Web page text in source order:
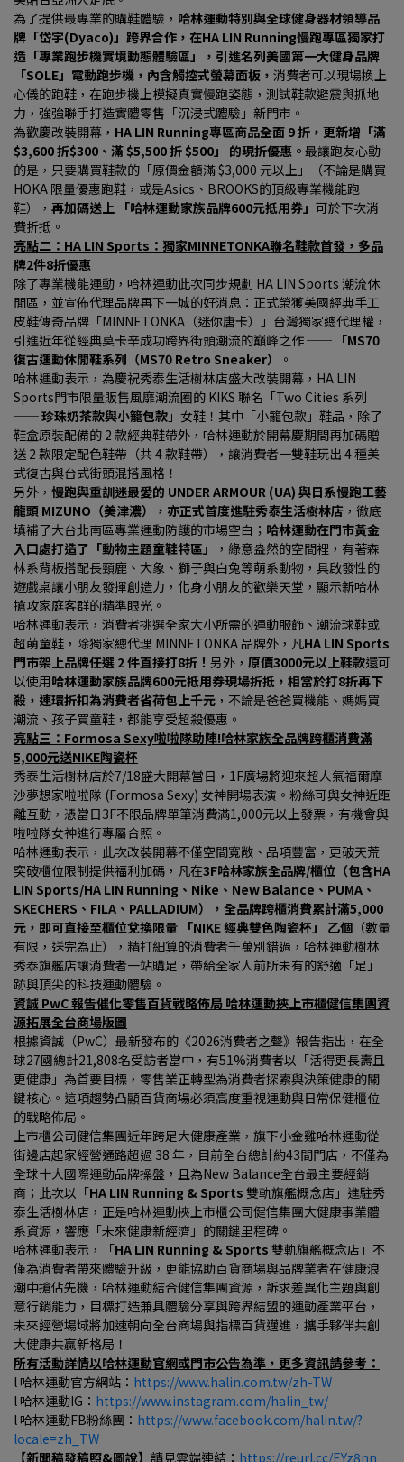
為了提供最專業的購鞋體驗， 哈林運動特別與全球健身器材領導品
牌「岱宇(Dyaco)」跨界合作，在HA LIN Running慢跑專區獨家打
造「專業跑步機實境動態體驗區」，引進名列美國第一大健身品牌
「SOLE」電動跑步機，內含觸控式螢幕面板， 消費者可以現場換上
心儀的跑鞋，在跑步機上模擬真實慢跑姿態，測試鞋款避震與抓地
力，強強聯手打造實體零售「沉浸式體驗」新門市。
為歡慶改裝開幕， HA LIN Running專區商品全面 9 折，更新增「滿
$3,600 折$300、滿 $5,500 折 $500」 的現折優惠。 最讓跑友心動
的是，只要購買鞋款的「原價金額滿 $3,000 元以上」（不論是購買
HOKA 限量優惠跑鞋，或是Asics、BROOKS的頂級專業機能跑
鞋）， 再加碼送上 「哈林運動家族品牌600元抵用券」 可於下次消
費折抵。
亮點二：HA LIN Sports：獨家MINNETONKA聯名鞋款首發，多品
牌2件8折優惠
除了專業機能運動，哈林運動此次同步規劃 HA LIN Sports 潮流休
閒區，並宣佈代理品牌再下一城的好消息：正式榮獲美國經典手工
皮鞋傳奇品牌「MINNETONKA（迷你唐卡）」台灣獨家總代理權，
引進近年從經典莫卡辛成功跨界街頭潮流的巔峰之作 ── 「MS70
復古運動休閒鞋系列（MS70 Retro Sneaker）
。
哈林運動表示，為慶祝秀泰生活樹林店盛大改裝開幕，HA LIN
Sports門市限量販售風靡潮流圈的 KIKS 聯名「Two Cities 系列
── 珍珠奶茶款與小籠包款 」女鞋！其中「小籠包款」鞋品，除了
鞋盒原裝配備的 2 款經典鞋帶外，哈林運動於開幕慶期間再加碼贈
送 2 款限定配色鞋帶（共 4 款鞋帶），讓消費者一雙鞋玩出 4 種美
式復古與台式街頭混搭風格！
另外， 慢跑與重訓迷最愛的 UNDER ARMOUR (UA) 與日系慢跑工藝
龍頭 MIZUNO（美津濃），亦正式首度進駐秀泰生活樹林店 ，徹底
填補了大台北南區專業運動防護的市場空白； 哈林運動在門市黃金
入口處打造了「動物主題童鞋特區」
，綠意盎然的空間裡，有著森
林系背板搭配長頸鹿、大象、獅子與白兔等萌系動物，具啟發性的
遊戲桌讓小朋友發揮創造力，化身小朋友的歡樂天堂，顯示新哈林
搶攻家庭客群的精準眼光。
哈林運動表示，消費者挑選全家大小所需的運動服飾、潮流球鞋或
超萌童鞋，除獨家總代理 MINNETONKA 品牌外，凡HA LIN Sports
門市架上品牌任選 2 件直接打8折！ 另外， 原價3000元以上鞋款還可
以使用哈林運動家族品牌600元抵用券現場折抵，相當於打8折再下
殺，連環折扣為消費者省荷包上千元 ，不論是爸爸買機能、媽媽買
潮流、孩子買童鞋，都能享受超殺優惠。
亮點三：Formosa Sexy啦啦隊助陣!哈林家族全品牌跨櫃消費滿
5,000元送NIKE陶瓷杯
秀泰生活樹林店於7/18盛大開幕當日，1F廣場將迎來超人氣福爾摩
沙夢想家啦啦隊 (Formosa Sexy) 女神開場表演。粉絲可與女神近距
離互動，憑當日3F不限品牌單筆消費滿1,000元以上發票，有機會與
啦啦隊女神進行專屬合照。
哈林運動表示，此次改裝開幕不僅空間寬敞、品項豐富，更破天荒
突破櫃位限制提供福利加碼，凡在3F哈林家族全品牌/櫃位（包含HA
LIN Sports/HA LIN Running、Nike、New Balance、PUMA、
SKECHERS、FILA、PALLADIUM），全品牌跨櫃消費累計滿5,000
元，即可直接至櫃位兌換限量 「NIKE 經典雙色陶瓷杯」 乙個 （數量
有限，送完為止），精打細算的消費者千萬別錯過，哈林運動樹林
秀泰旗艦店讓消費者一站購足，帶給全家人前所未有的舒適「足」
跡與頂尖的科技運動體驗。
資誠 PwC 報告催化零售百貨戰略佈局 哈林運動挾上市櫃健信集團資
源拓展全台商場版圖
根據資誠（PwC）最新發布的《2026消費者之聲》報告指出，在全
球27國總計21,808名受訪者當中，有51%消費者以「活得更長壽且
更健康」為首要目標，零售業正轉型為消費者探索與決策健康的關
鍵核心。這項趨勢凸顯百貨商場必須高度重視運動與日常保健櫃位
的戰略佈局。
上市櫃公司健信集團近年跨足大健康產業，旗下小金雞哈林運動從
街邊店起家經營通路超過 38 年，目前全台總計約43間門店，不僅為
全球十大國際運動品牌操盤，且為New Balance全台最主要經銷
商；此次以「HA LIN Running & Sports 雙軌旗艦概念店」進駐秀
泰生活樹林店，正是哈林運動挾上市櫃公司健信集團大健康事業體
系資源，響應「未來健康新經濟」的關鍵里程碑。
哈林運動表示，「HA LIN Running & Sports 雙軌旗艦概念店」不
僅為消費者帶來體驗升級，更能協助百貨商場與品牌業者在健康浪
潮中搶佔先機，哈林運動結合健信集團資源，訴求差異化主題與創
意行銷能力，目標打造兼具體驗分享與跨界結盟的運動產業平台，
未來經營場域將加速朝向全台商場與指標百貨邁進，攜手夥伴共創
大健康共贏新格局！
所有活動詳情以哈林運動官網或門市公告為準，更多資訊請參考：
l 哈林運動官方網站： https://www.halin.com.tw/zh-TW
l 哈林運動IG： https://www.instagram.com/halin_tw/
l 哈林運動FB粉絲團： https://www.facebook.com/halin.tw/?
locale=zh_TW
【新聞稿發稿照&圖說】 請見雲端連結： https://reurl.cc/EYz8nn